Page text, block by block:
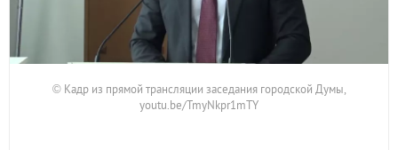
© Кадр из прямой трансляции заседания городской Думы,
youtu.be/TmyNkpr1mTY